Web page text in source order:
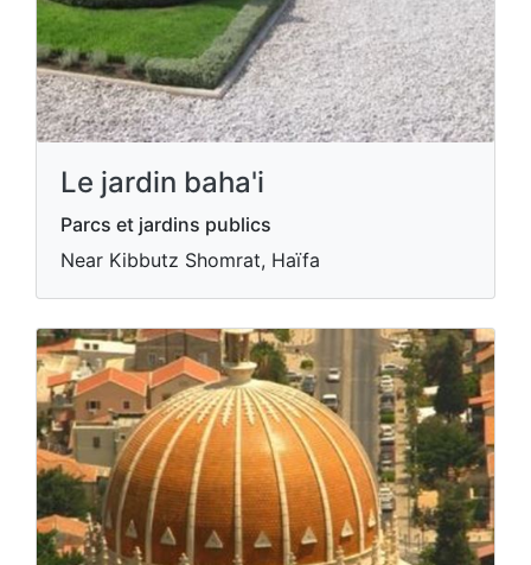
Le jardin baha'i
Parcs et jardins publics
Near Kibbutz Shomrat, Haïfa